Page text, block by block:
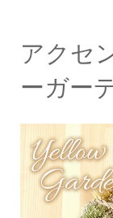
アクセ
ーガー